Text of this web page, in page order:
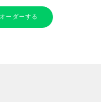
ーダーする